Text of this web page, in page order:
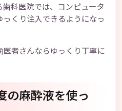
科医院では、コンピュータ
くり注入できるようになっ
者さんならゆっくり丁寧に
の麻酔液を使っ